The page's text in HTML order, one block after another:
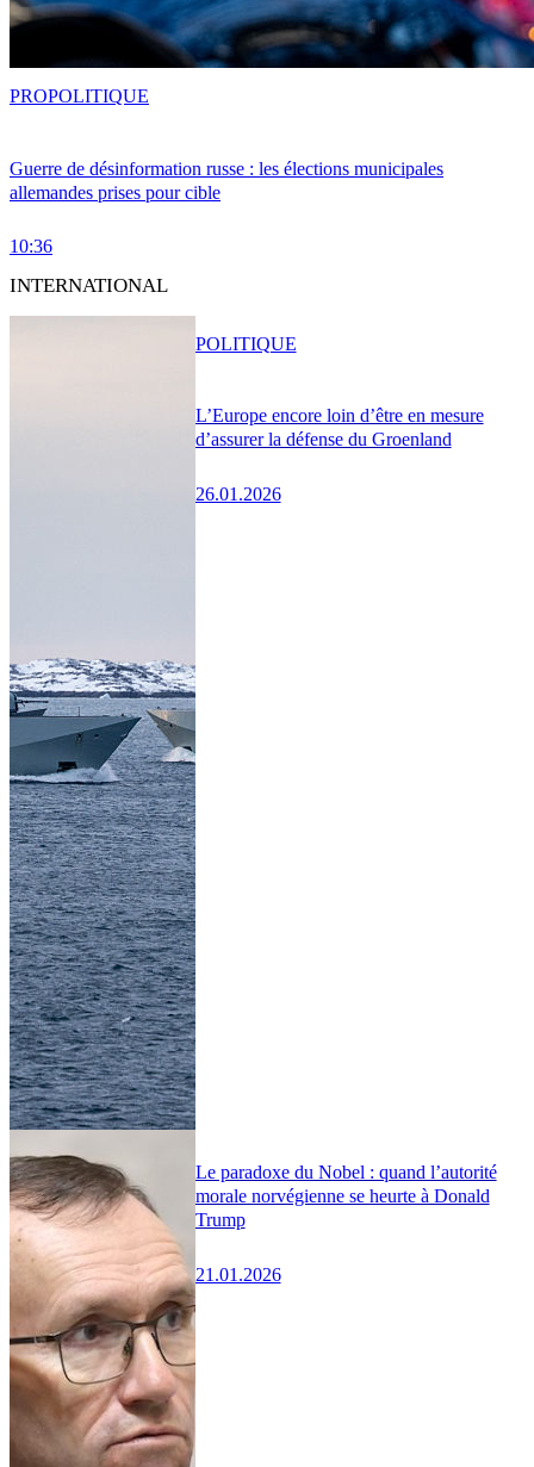
Guerre de désinformation russe : les élections municipales
allemandes prises pour cible
10:36
PROPOLITIQUE
INTERNATIONAL
L’Europe encore loin d’être en mesure
d’assurer la défense du Groenland
26.01.2026
POLITIQUE
Le paradoxe du Nobel : quand l’autorité
morale norvégienne se heurte à Donald
Trump
21.01.2026